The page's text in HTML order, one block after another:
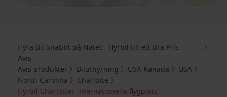
Hyra Bil Snabbt på Nätet - Hyrbil till ett Bra Pris —
Avis
Avis produkter
Biluthyrning USA Kanada
USA
North Carolina
Charlotte
Hyrbil Charlottes internationella flygplats